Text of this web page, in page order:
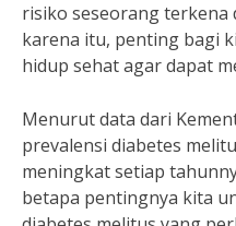
risiko seseorang terkena
karena itu, penting bagi
hidup sehat agar dapat
Menurut data dari
prevalensi diabetes
meningkat setiap
betapa pentingnya kita